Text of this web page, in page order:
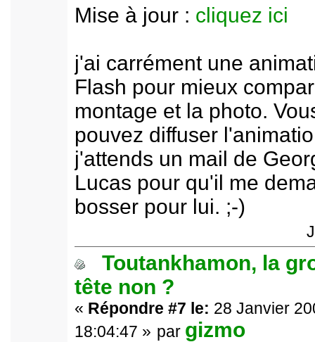
Mise à jour : cliquez ici
j'ai carrément une
Flash pour mieux
montage et la photo.
pouvez diffuser
j'attends un mail de
Lucas pour qu'il me
bosser pour lui. ;-)
Toutankhamon, la
tête non ?
« Répondre #7 le: 28 Janvier
18:04:47 » par gizmo